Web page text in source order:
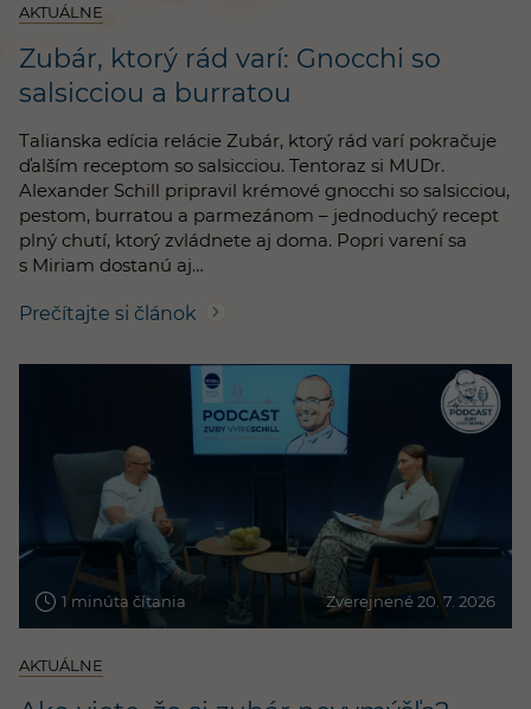
AKTUÁLNE
Zubár, ktorý rád varí: Gnocchi so
salsicciou a burratou
Talianska edícia relácie Zubár, ktorý rád varí pokračuje
ďalším receptom so salsicciou. Tentoraz si MUDr.
Alexander Schill pripravil krémové gnocchi so salsicciou,
pestom, burratou a parmezánom – jednoduchý recept
plný chutí, ktorý zvládnete aj doma. Popri varení sa
s Miriam dostanú aj…
Prečítajte si článok
1 minúta čítania Zverejnené 20. 7. 2026
AKTUÁLNE